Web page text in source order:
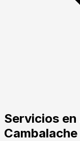
Servicios en
Cambalache